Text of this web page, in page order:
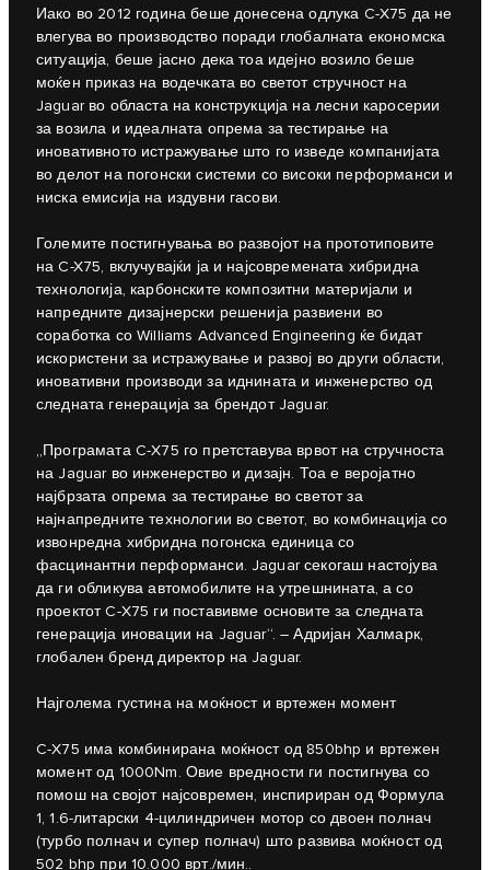
Иако во 2012 година беше донесена одлука C‑X75 да не
влегува во производство поради глобалната економска
ситуација, беше јасно дека тоа идејно возило беше
моќен приказ на водечката во светот стручност на
Jaguar во областа на конструкција на лесни каросерии
за возила и идеалната опрема за тестирање на
иновативното истражување што го изведе компанијата
во делот на погонски системи со високи перформанси и
ниска емисија на издувни гасови.
Големите постигнувања во развојот на прототиповите
на C-X75, вклучувајќи ја и најсовремената хибридна
технологија, карбонските композитни материјали и
напредните дизајнерски решенија развиени во
соработка со Williams Advanced Engineering ќе бидат
искористени за истражување и развој во други области,
иновативни производи за иднината и инженерство од
следната генерација за брендот Jaguar.
„Програмата C‑X75 го претставува врвот на стручноста
на Jaguar во инженерство и дизајн. Тоа е веројатно
најбрзата опрема за тестирање во светот за
најнапредните технологии во светот, во комбинација со
извонредна хибридна погонска единица со
фасцинантни перформанси. Jaguar секогаш настојува
да ги обликува автомобилите на утрешнината, а со
проектот C‑X75 ги поставивме основите за следната
генерација иновации на Jaguar“. – Адријан Халмарк,
глобален бренд директор на Jaguar.
Најголема густина на моќност и вртежен момент
C‑X75 има комбинирана моќност од 850bhp и вртежен
момент од 1000Nm. Овие вредности ги постигнува со
помош на својот најсовремен, инспириран од Формула
1, 1.6-литарски 4-цилиндричен мотор со двоен полнач
(турбо полнач и супер полнач) што развива моќност од
502 bhp при 10.000 врт./мин..